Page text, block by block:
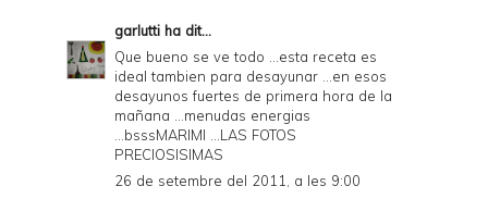
garlutti ha dit...
Que bueno se ve todo ...esta receta es
ideal tambien para desayunar ...en esos
desayunos fuertes de primera hora de la
mañana ...menudas energias
...bsssMARIMI ...LAS FOTOS
PRECIOSISIMAS
26 de setembre del 2011, a les 9:00